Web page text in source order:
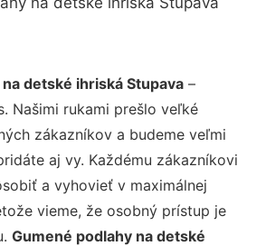
detské ihriská Stupava –
Našimi rukami prešlo veľké
zákazníkov a budeme veľmi
aj vy. Každému zákazníkovi
a vyhovieť v maximálnej
vieme, že osobný prístup je
Gumené podlahy na detské